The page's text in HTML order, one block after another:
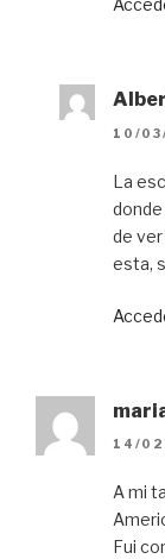
10/
La
de
esta,
14/
A mi
Fui